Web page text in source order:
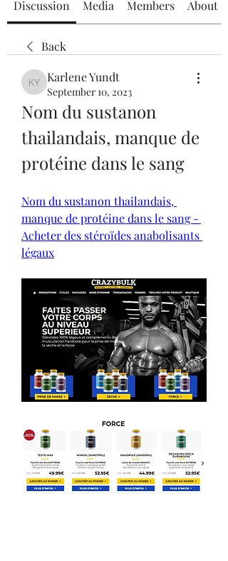
Discussion Media Members About
Back
Karlene Yundt
Karlene Yundt
September 10, 2023
Nom du sustanon
thailandais, manque de
protéine dans le sang
Nom du sustanon thailandais,
manque de protéine dans le sang -
Acheter des stéroïdes anabolisants
légaux